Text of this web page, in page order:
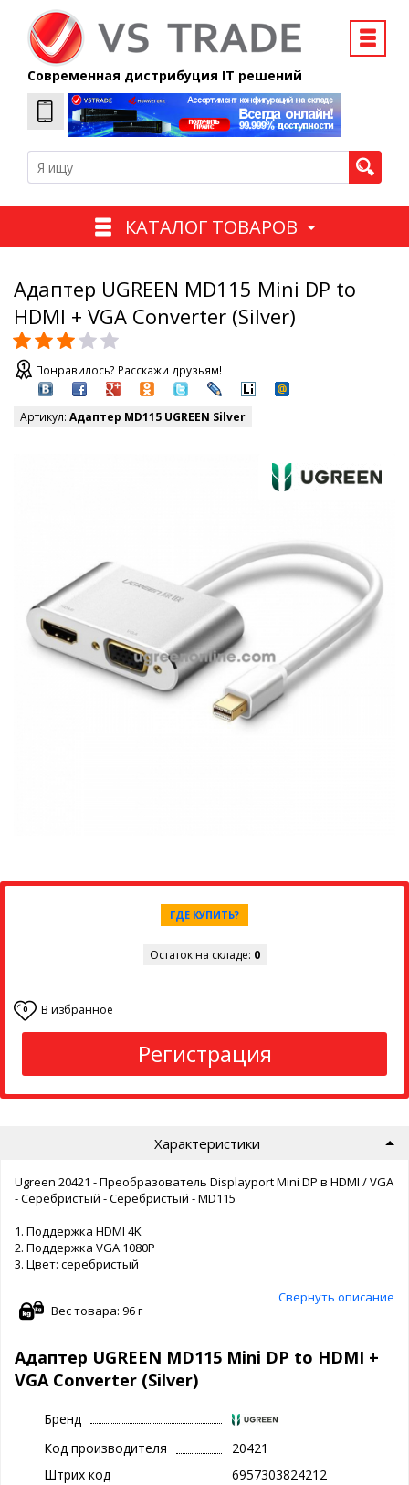
Современная дистрибуция IT решений
КАТАЛОГ ТОВАРОВ
Адаптер UGREEN MD115 Mini DP to
HDMI + VGA Converter (Silver)
Понравилось? Расскажи друзьям!
Артикул: Адаптер MD115 UGREEN Silver
ГДЕ КУПИТЬ?
Остаток на складе: 0
0 В избранное
Регистрация
Характеристики
Ugreen 20421 - Преобразователь Displayport Mini DP в HDMI / VGA
- Серебристый - Серебристый - MD115
1. Поддержка HDMI 4K
2. Поддержка VGA 1080P
3. Цвет: серебристый
Свернуть описание
Вес товара: 96 г
Адаптер UGREEN MD115 Mini DP to HDMI +
VGA Converter (Silver)
Бренд
Код производителя
20421
Штрих код
6957303824212